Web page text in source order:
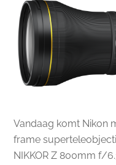
Vandaag komt Nikon
frame
NIKKOR Z 800mm f/